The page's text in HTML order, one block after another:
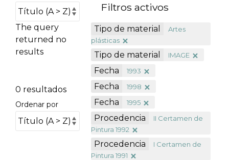
The query
returned no
results
0 resultados
Ordenar por
Filtros activos
Tipo de material
Artes
plásticas
Tipo de material IMAGE
Fecha 1993
Fecha 1998
Fecha 1995
Procedencia
II Certamen de
Pintura 1992
Procedencia
I Certamen de
Pintura 1991